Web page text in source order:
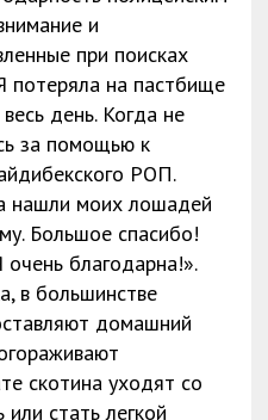
и
при поисках
потеряла на пастбище
день. Когда не
за помощью к
РОП.
нашли моих лошадей
Большое спасибо!
благодарна!».
в большинстве
домашний
скотина уходят со
стать легкой